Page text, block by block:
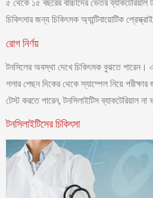
৫ থেকে ১৫ বছরের বাচ্চাদের ভেতর
চিকিৎসার জন্য চিকিৎসক অ্যান্টিবায়োটিক
রোগ নির্ণয়
টনসিলের অবস্থা দেখে চিকিৎসক বুঝতে পারেন।
গলার পেছন দিকের থেকে স্যাম্পেল নিয়ে
টেস্ট করতে পারেন, টনসিলাইটিস ব্যাকটেরিয়াল
টনসিলাইটিসের চিকিৎসা